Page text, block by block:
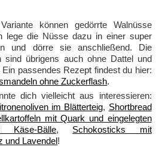
können gedörrte Walnüsse
lege die Nüsse dazu in einer super
und dörre sie anschließend. Die
sind übrigens auch ohne Dattel und
passendes Rezept findest du hier:
ohne Zuckerflash.
dich vielleicht aus interessieren:
im Blätterteig, Shortbread
mit Quark und eingelegten
Käse-Bälle, Schokosticks mit
und Lavendel!